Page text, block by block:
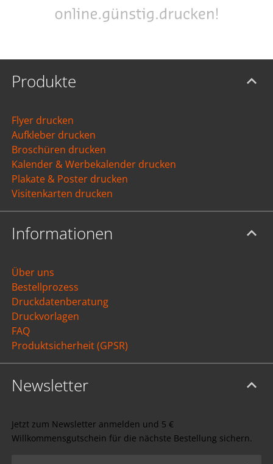
Produkte
Flyer drucken
Aufkleber drucken
Broschüren drucken
Kalender & Werbekalender drucken
Plakate & Poster drucken
Visitenkarten drucken
Informationen
Über uns
Bestellprozess
Druckdatenberatung
Druckvorlagen
FAQ
Produktsicherheit (GPSR)
Newsletter
Jetzt zum Newsletter anmelden und 5 €
Willkommensgutschein für die nächste Bestellung sichern.